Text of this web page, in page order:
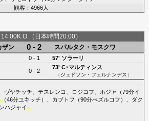
観客：4966人
（日本時間20:00）
ザン
0 - 2 スパルタク・モスクワ
0 - 1 57' ソラーリ
0 - 2
73' C･マルティンス
（ジェドソン・フェルナンデス ）
ヴヤチッチ テスレンコ ロジコフ ホジャ （79分イ
（46分ユキッチ ）、 カブトフ （90分べズルコフ ）、 ダク
ハジャイ ■